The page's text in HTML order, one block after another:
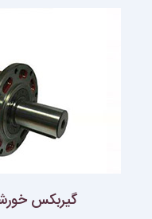
گيربكس